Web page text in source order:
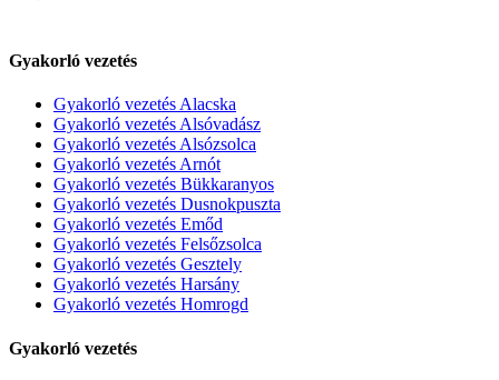
Gyakorló vezetés
Gyakorló vezetés Alacska
Gyakorló vezetés Alsóvadász
Gyakorló vezetés Alsózsolca
Gyakorló vezetés Arnót
Gyakorló vezetés Bükkaranyos
Gyakorló vezetés Dusnokpuszta
Gyakorló vezetés Emőd
Gyakorló vezetés Felsőzsolca
Gyakorló vezetés Gesztely
Gyakorló vezetés Harsány
Gyakorló vezetés Homrogd
Gyakorló vezetés